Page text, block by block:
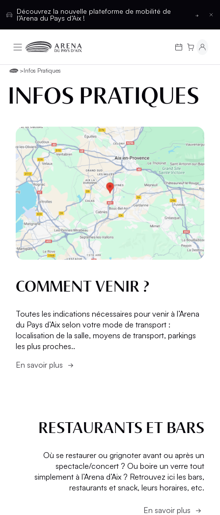
Découvrez la nouvelle plateforme de mobilité de
l’Arena du Pays d’Aix !
>Infos Pratiques
INFOS PRATIQUES
COMMENT VENIR ?
Toutes les indications nécessaires pour venir à l’Arena
du Pays d’Aix selon votre mode de transport :
localisation de la salle, moyens de transport, parkings
les plus proches..
En savoir plus
RESTAURANTS ET BARS
Où se restaurer ou grignoter avant ou après un
spectacle/concert ? Ou boire un verre tout
simplement à l’Arena d’Aix ? Retrouvez ici les bars,
restaurants et snack, leurs horaires, etc.
En savoir plus